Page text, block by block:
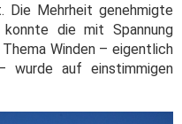
Die Mehrheit genehmigte
die mit Spannung
Winden – eigentlich
wurde auf einstimmigen